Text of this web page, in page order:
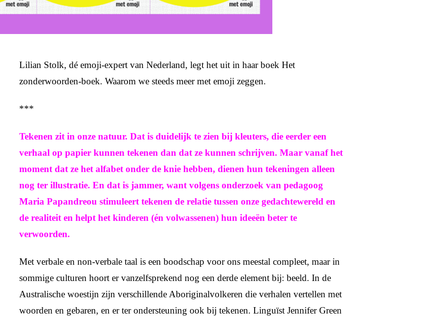
Lilian Stolk, dé emoji-expert van Nederland, legt het uit in haar boekHet
zonderwoorden-boek. Waarom we steeds meer met emoji zeggen.
***
Tekenen zit in onze natuur. Dat is duidelijk te zien bij kleuters, die eerder een
verhaal op papier kunnen tekenen dan dat ze kunnen schrijven. Maar vanaf het
moment dat ze het alfabet onder de knie hebben, dienen hun tekeningen alleen
nog ter illustratie. En dat is jammer, want volgens onderzoek van pedagoog
Maria Papandreou stimuleert tekenen de relatie tussen onze gedachtewereld en
de realiteit en helpt het kinderen (én volwassenen) hun ideeën beter te
verwoorden.
Met verbale en non-verbale taal is een boodschap voor ons meestal compleet, maar in
sommige culturen hoort er vanzelfsprekend nog een derde element bij: beeld. In de
Australische woestijn zijn verschillende Aboriginalvolkeren die verhalen vertellen met
woorden en gebaren, en er ter ondersteuning ook bij tekenen. Linguïst Jennifer Green